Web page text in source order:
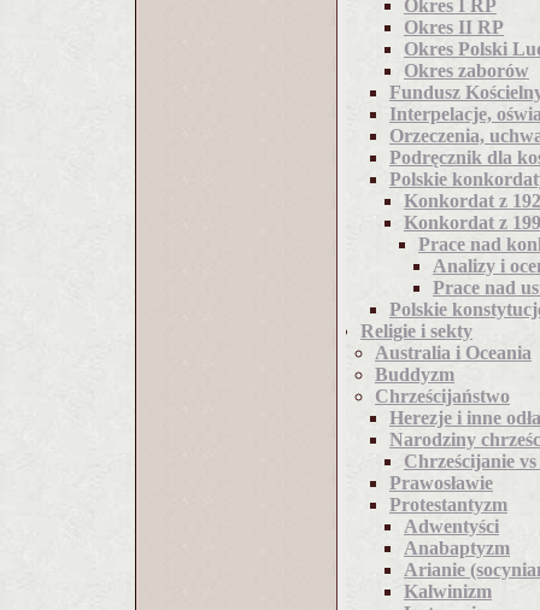
Okres I RP
Okres II RP
Okres Polski
Okres zaborów
Fundusz
Interpelacje,
Orzeczenia,
Podręcznik dla
Polskie
Konkordat z
Konkordat z
Prace nad
Analizy i
Prace nad
Polskie
Religie i sekty
Australia i Oceania
Buddyzm
Chrześcijaństwo
Herezje i inne
Narodziny
Chrześcijanie
Prawosławie
Protestantyzm
Adwentyści
Anabaptyzm
Arianie
Kalwinizm